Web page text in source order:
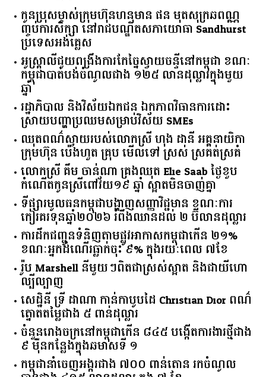
កូនប្រុសម្ចាស់ក្រុមហ៊ុនហនុមាន ផន មុតសុក្រឆពណ្ណ
ញ្ចប់ការសិក្សា នៅរាជបណ្ឌិតសភាយោធា Sandhurst
ប្រទេសអង់គ្លេស
អូស្ត្រាលី​ជួយ​ពង្រឹង​ការ​កែច្នៃ​ស្វាយចន្ទី​នៅ​កម្ពុជា​ ​ខណៈ​
កម្ពុជា​បាត់បង់​ចំណូល​ជាង​ ​១២៥​ ​លាន​ដុល្លារ​ក្នុង​មួយ​
ឆ្នាំ​
រដ្ឋាភិបាល​ ​និង​វិស័យ​ឯកជន ​ឯកភាព​វិធានការ​ដោះ
ស្រាយ​បញ្ហា​ប្រឈម​​សម្រាប់​វិស័យ​ ​SMEs​
ឈុតពណ៌ស្វាយរបស់លោកស្រី ហុង ដានី អគ្គ​នាយិកា​
ក្រុមហ៊ុន ប៉េងហួត គ្រុប មើលទៅ ស្រស់ ស្រគត់ស្រគំ
លោកស្រី គឹម ចាន់ណា គ្រងឈុត Elie Saab ថ្ងៃខួប
កំណើតកូនស្រីពៅវ័យ១៩ ឆ្នាំ ស្អាតមិនចាញ់គ្នា
ទីផ្សារ​មូលធន​កម្ពុជា​បង្ហាញ​សញ្ញា​វិជ្ជមាន​ ​ខណៈ​ការ​
កៀរគរ​ទុន​ឆ្នាំ​២០២៦​ ​រំពឹង​ឈានដល់​ ​២​ ​ប៊ីលាន​ដុល្លារ​
ការដឹកជញ្ជូនទំនិញតាមផ្លូវអាកាសកម្ពុជាកើន ២១%
ខណៈអ្នកដំណើរធ្លាក់ចុះ ៩% ក្នុងរយៈពេល ៧ខែ
រ៉ូប Marshell នីមួយៗពិតជាស្រស់ស្អាត និងជាយីហោ
ល្បីល្បាញ
សេដ្ឋិនី ទ្រី ដាណា កាន់កាបូបដៃ Christian Dior ពណ៌
ត្នោតតម្លៃជាង ៥ ពាន់ដុល្លារ
ចំនួន​រោងចក្រ​នៅ​កម្ពុជា​កើន​ ​៨៤៥​ ​បង្កើត​ការងារ​ថ្មី​ជាង​
​៩​ ​ម៉ឺន​កន្លែង​ក្នុង​ឆមាស​ទី ​១​
កម្ពុជានាំចេញអង្ករជាង ៧០០ ពាន់តោន រកចំណូល